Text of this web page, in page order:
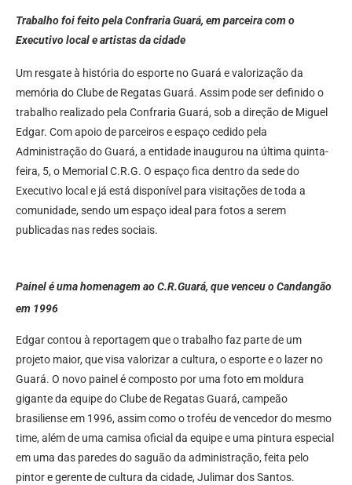
Trabalho foi feito pela Confraria Guará, em parceira com o
Executivo local e artistas da cidade
Um resgate à história do esporte no Guará e valorização da
memória do Clube de Regatas Guará. Assim pode ser definido o
trabalho realizado pela Confraria Guará, sob a direção de Miguel
Edgar. Com apoio de parceiros e espaço cedido pela
Administração do Guará, a entidade inaugurou na última quinta-
feira, 5, o Memorial C.R.G. O espaço fica dentro da sede do
Executivo local e já está disponível para visitações de toda a
comunidade, sendo um espaço ideal para fotos a serem
publicadas nas redes sociais.
Painel é uma homenagem ao C.R.Guará, que venceu o Candangão
em 1996
Edgar contou à reportagem que o trabalho faz parte de um
projeto maior, que visa valorizar a cultura, o esporte e o lazer no
Guará. O novo painel é composto por uma foto em moldura
gigante da equipe do Clube de Regatas Guará, campeão
brasiliense em 1996, assim como o troféu de vencedor do mesmo
time, além de uma camisa oficial da equipe e uma pintura especial
em uma das paredes do saguão da administração, feita pelo
pintor e gerente de cultura da cidade, Julimar dos Santos.